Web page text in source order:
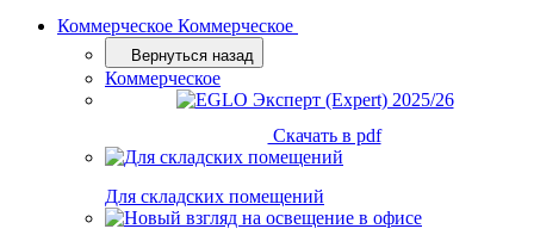
Коммерческое Коммерческое
Вернуться назад
Коммерческое
Скачать в pdf
Для складских помещений